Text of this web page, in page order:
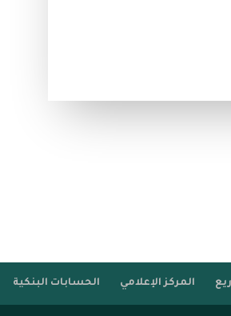
المركز الإعلامي الحسابات البنكية